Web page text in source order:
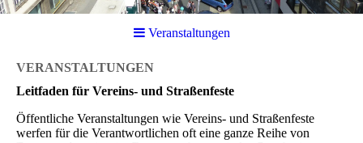
Veranstaltungen
VERANSTALTUNGEN
Leitfaden für Vereins- und Straßenfeste
Öffentliche Veranstaltungen wie Vereins- und Straßenfeste
werfen für die Verantwortlichen oft eine ganze Reihe von